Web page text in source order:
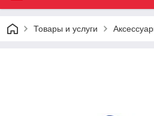
Товары и услуги